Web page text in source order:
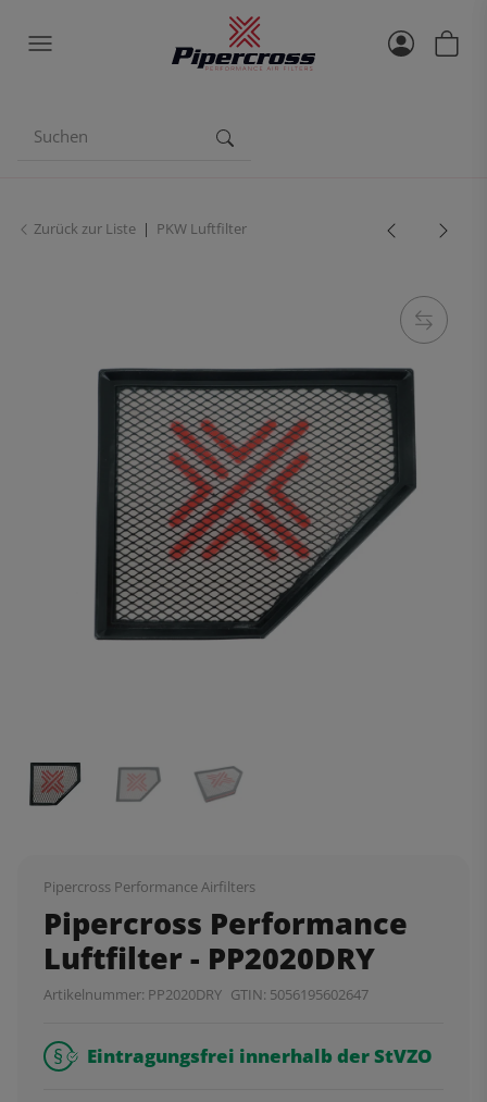
Zurück zur Liste PKW Luftfilter
Pipercross Performance Airfilters
Pipercross Performance
Luftfilter - PP2020DRY
Artikelnummer: PP2020DRY GTIN: 5056195602647
Eintragungsfrei innerhalb der StVZO